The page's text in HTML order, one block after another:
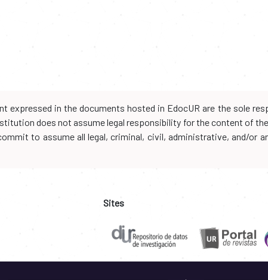
expressed in the documents hosted in EdocUR are the sole
does not assume legal responsibility for the content of
to assume all legal, criminal, civil, administrative, and/or
Sites